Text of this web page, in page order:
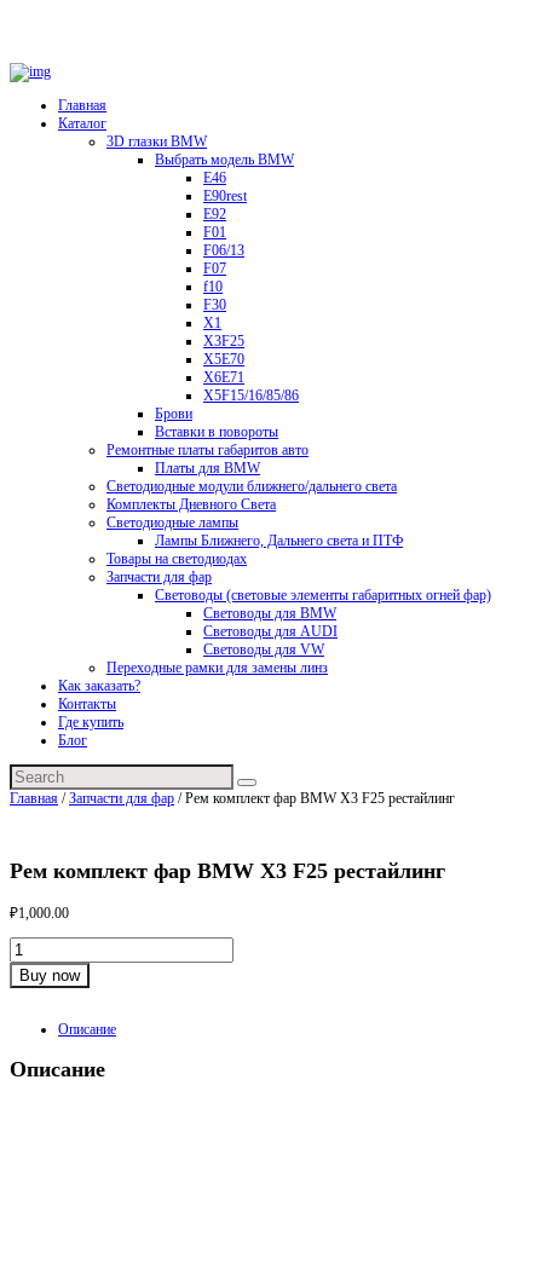
Главная
Каталог
3D глазки BMW
Выбрать модель BMW
E46
E90rest
E92
F01
F06/13
F07
f10
F30
X1
X3F25
X5E70
X6E71
X5F15/16/85/86
Брови
Вставки в повороты
Ремонтные платы габаритов авто
Платы для BMW
Светодиодные модули ближнего/дальнего света
Комплекты Дневного Света
Светодиодные лампы
Лампы Ближнего, Дальнего света и ПТФ
Товары на светодиодах
Запчасти для фар
Световоды (световые элементы габаритных огней фар)
Световоды для BMW
Световоды для AUDI
Световоды для VW
Переходные рамки для замены линз
Как заказать?
Контакты
Где купить
Блог
Главная /Запчасти для фар / Рем комплект фар BMW X3 F25 рестайлинг
Рем комплект фар BMW X3 F25 рестайлинг
₽1,000.00
Количество
Buy now
Описание
Описание